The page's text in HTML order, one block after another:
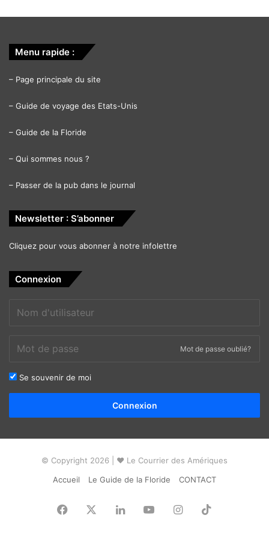
[ot-video type= »youtube » url= »https://youtu.be/2h-
42YsYWZM »]
gagnés : 0
Menu rapide :
– Page principale du site
– Guide de voyage des Etats-Unis
– Guide de la Floride
– Qui sommes nous ?
– Passer de la pub dans le journal
Newsletter : S’abonner
Cliquez pour vous abonner à notre infolettre
Connexion
Mot de passe oublié?
Se souvenir de moi
Connexion
© Copyright 2026 | ❤ Le Courrier des Amériques
Accueil
Le Guide de la Floride CONTACT
Facebook LinkedinYouTubeInstagram